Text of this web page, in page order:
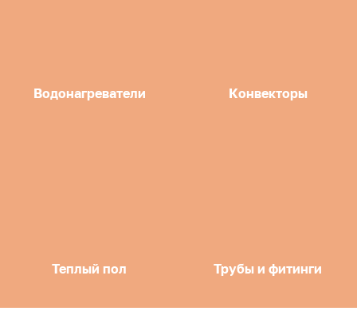
Водонагреватели Конвекторы
Теплый пол Трубы и фитинги